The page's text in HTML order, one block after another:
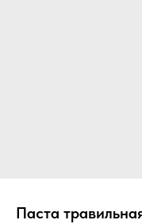
Паста